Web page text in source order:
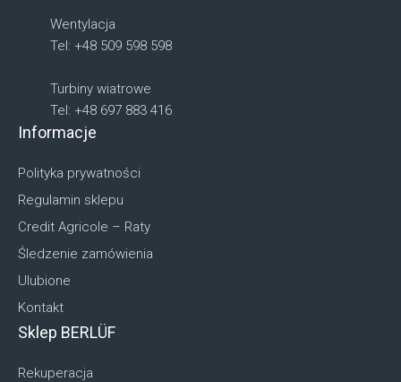
Wentylacja
Tel: +48 509 598 598
Turbiny wiatrowe
Tel: +48 697 883 416
Informacje
Polityka prywatności
Regulamin sklepu
Credit Agricole – Raty
Śledzenie zamówienia
Ulubione
Kontakt
Sklep BERLÜF
Rekuperacja